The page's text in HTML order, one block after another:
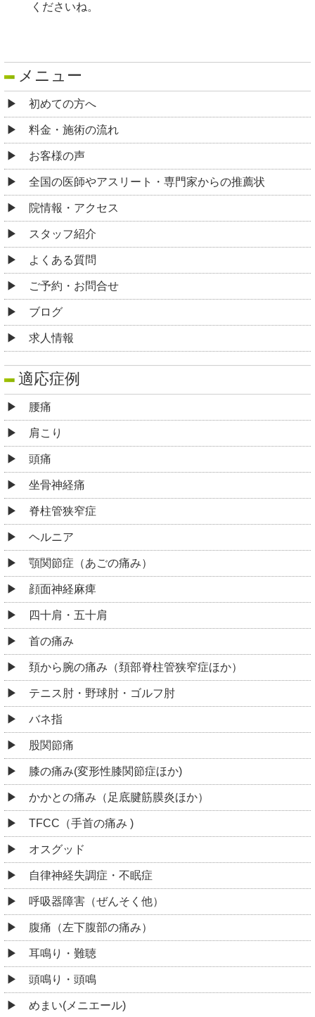
くださいね。
メニュー
初めての方へ
料金・施術の流れ
お客様の声
全国の医師やアスリート・専門家からの推薦状
院情報・アクセス
スタッフ紹介
よくある質問
ご予約・お問合せ
ブログ
求人情報
適応症例
腰痛
肩こり
頭痛
坐骨神経痛
脊柱管狭窄症
ヘルニア
顎関節症（あごの痛み）
顔面神経麻痺
四十肩・五十肩
首の痛み
頚から腕の痛み（頚部脊柱管狭窄症ほか）
テニス肘・野球肘・ゴルフ肘
バネ指
股関節痛
膝の痛み(変形性膝関節症ほか)
かかとの痛み（足底腱筋膜炎ほか）
TFCC（手首の痛み )
オスグッド
自律神経失調症・不眠症
呼吸器障害（ぜんそく他）
腹痛（左下腹部の痛み）
耳鳴り・難聴
頭鳴り・頭鳴
めまい(メニエール)